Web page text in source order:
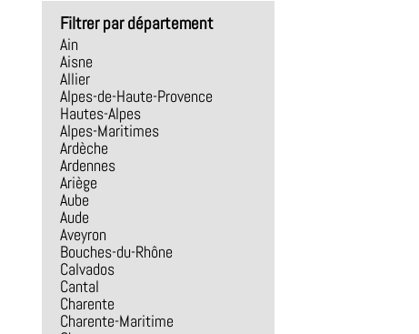
Filtrer par département
Ain
Aisne
Allier
Alpes-de-Haute-Provence
Hautes-Alpes
Alpes-Maritimes
Ardèche
Ardennes
Ariège
Aube
Aude
Aveyron
Bouches-du-Rhône
Calvados
Cantal
Charente
Charente-Maritime